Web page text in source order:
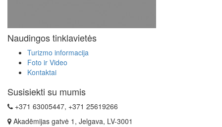
Naudingos tinklavietės
Turizmo informacija
Foto ir Video
Kontaktai
Susisiekti su mumis
+371 63005447, +371 25619266
Akadēmijas gatvė 1, Jelgava, LV-3001